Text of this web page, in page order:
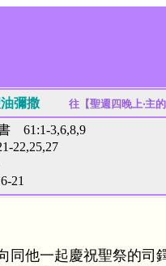
油彌撒 往【聖週四晚上‧主
61:1-3,6,8,9
22,25,27
21
同他一起慶祝聖祭的司